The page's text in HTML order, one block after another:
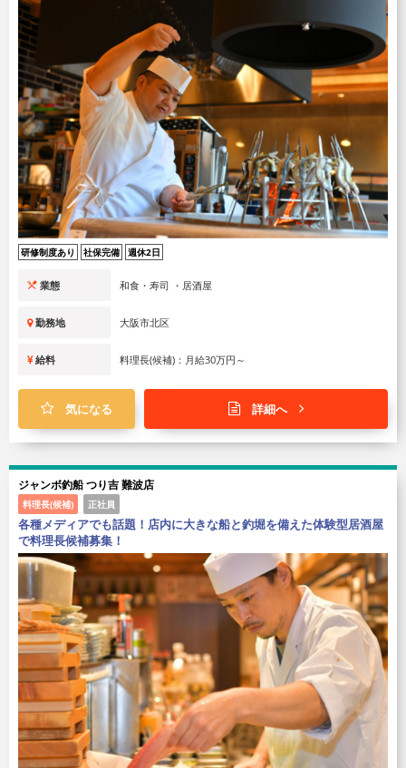
研修制度あり 社保完備 週休2日
業態 和食・寿司 ・居酒屋
勤務地 大阪市北区
給料 料理長(候補)：月給30万円～
気になる 詳細へ
ジャンボ釣船 つり吉 難波店
料理長(候補) 正社員
各種メディアでも話題！店内に大きな船と釣堀を備えた体験型居酒屋
で料理長候補募集！